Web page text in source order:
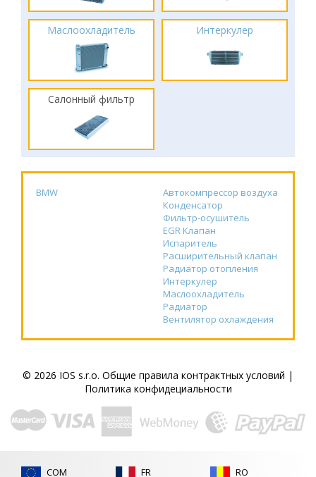
Маслоохладитель Интеркулер
Салонный фильтр
BMW
Автокомпрессор воздуха
Конденсатор
Фильтр-осушитель
EGR Клапан
Испаритель
Расширительный клапан
Радиатор отопления
Интеркулер
Маслоохладитель
Радиатор
Вентилятор охлаждения
© 2026 IOS s.r.o. Общие правила контрактных условий |
Политика конфидециальности
COM FR RO